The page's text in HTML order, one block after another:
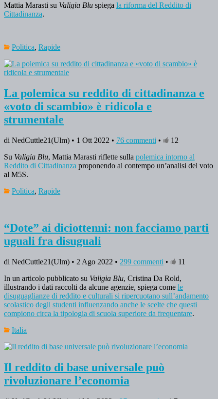
Mattia Marasti su Valigia Blu spiega la riforma del Reddito di
Cittadinanza.
Politica, Rapide
La polemica su reddito di cittadinanza e
«voto di scambio» è ridicola e
strumentale
di NedCuttle21(Ulm) • 1 Ott 2022 • 76 commenti •
12
Su Valigia Blu, Mattia Marasti riflette sulla polemica intorno al
Reddito di Cittadinanza proponendo al contempo un’analisi del voto
al M5S.
Politica, Rapide
“Dote” ai diciottenni: non facciamo parti
uguali fra disuguali
di NedCuttle21(Ulm) • 2 Ago 2022 • 299 commenti •
11
In un articolo pubblicato su Valigia Blu, Cristina Da Rold,
illustrando i dati raccolti da alcune agenzie, spiega come le
disuguaglianze di reddito e culturali si ripercuotano sull’andamento
scolastico degli studenti influenzando anche le scelte che questi
compiono circa la tipologia di scuola superiore da frequentare.
Italia
Il reddito di base universale può
rivoluzionare l’economia